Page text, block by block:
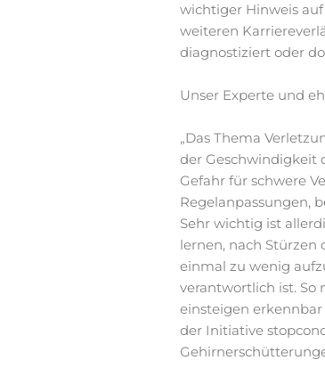
wichtiger Hinweis
weiteren
diagnostiziert oder
Unser Experte und
„Das Thema
der Geschwindigkeit
Gefahr für schwere
Regelanpassungen,
Sehr wichtig ist
lernen, nach Stürzen
einmal zu wenig
verantwortlich ist. So
einsteigen erkennbar
der Initiative